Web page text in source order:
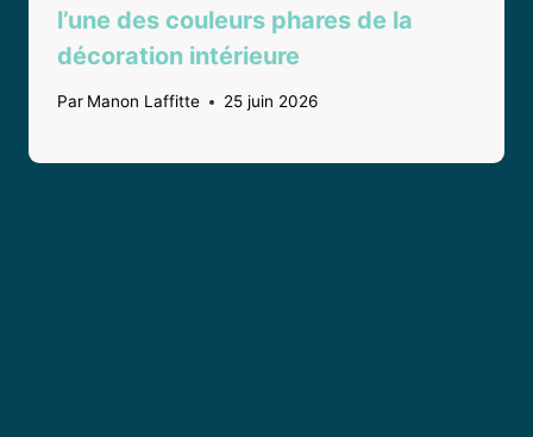
l’une des couleurs phares de la
décoration intérieure
Par Manon Laffitte 25 juin 2026